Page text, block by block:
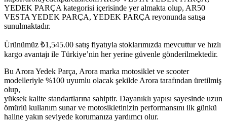
YEDEK PARÇA kategorisi içerisinde yer almakta olup, AR50
VESTA YEDEK PARÇA, YEDEK PARÇA reyonunda satışa
sunulmaktadır.
Ürünümüz ₺1,545.00 satış fiyatıyla stoklarımızda mevcuttur ve hızlı
kargo avantajı ile Türkiye’nin her yerine güvenle gönderilmektedir.
Bu Arora Yedek Parça, Arora marka motosiklet ve scooter
modelleriyle %100 uyumlu olacak şekilde Arora tarafından üretilmiş
olup,
yüksek kalite standartlarına sahiptir. Dayanıklı yapısı sayesinde uzun
ömürlü kullanım sunar ve motosikletinizin performansını ilk günkü
haline yakın seviyede korumanıza yardımcı olur.